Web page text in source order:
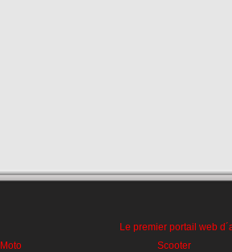
Le premier portail web
Moto
Scooter